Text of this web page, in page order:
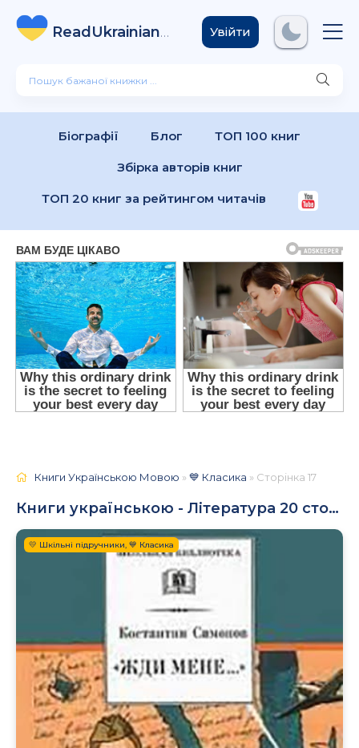
ReadUkrainian
Books .com
Увійти
Біографії Блог ТОП 100 книг
Збірка авторів книг
ТОП 20 книг за рейтингом читачів
Книги Українською Мовою »💙 Класика » Сторінка 17
Книги українською - Література 20 століття
💛 Шкільні підручники, 💙 Класика